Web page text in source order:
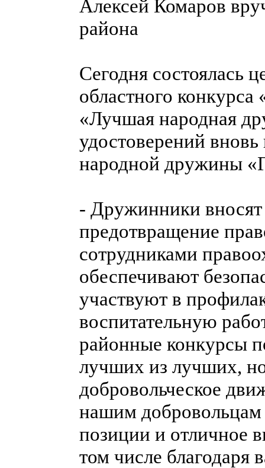
Алексей Комаров
района
Сегодня состоялась
областного
«Лучшая народная
удостоверений
народной дружины
- Дружинники вносят
предотвращение
сотрудниками
обеспечивают
участвуют в
воспитательную
районные конкурсы
лучших из лучших,
добровольческое
нашим добровольцам
позиции и отличное
том числе